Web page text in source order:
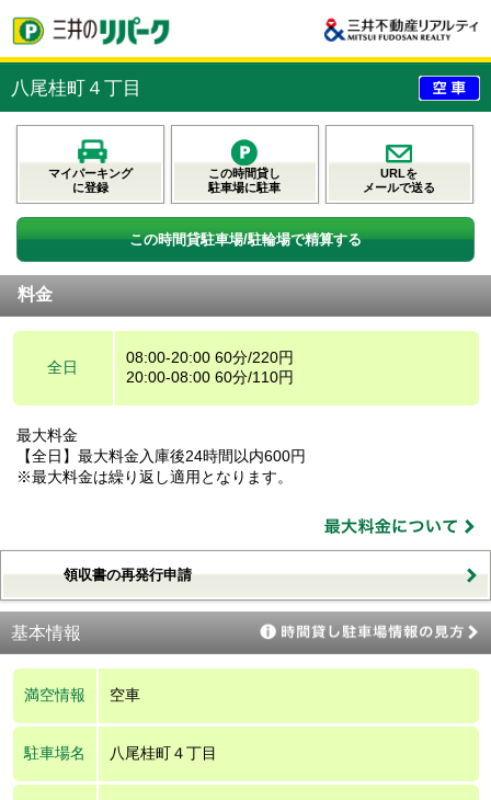
八尾桂町４丁目
マイパーキング
に登録
この時間貸し
駐車場に駐車
URLを
メールで送る
この時間貸駐車場/駐輪場で精算する
料金
全日
08:00-20:00 60分/220円
20:00-08:00 60分/110円
最大料金
【全日】最大料金入庫後24時間以内600円
※最大料金は繰り返し適用となります。
領収書の再発行申請
基本情報
満空情報 空車
駐車場名 八尾桂町４丁目